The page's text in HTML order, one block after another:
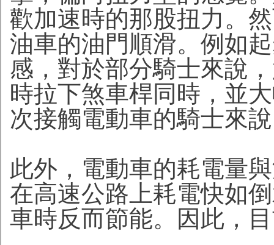
歡加速時的那股扭力。
油車的油門順滑。例如
感，對於部分騎士來說
時拉下煞車桿同時，並
次接觸電動車的騎士來
此外，電動車的耗電量
在高速公路上耗電快如
車時反而節能。因此，